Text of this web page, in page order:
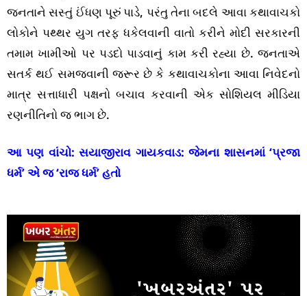
જનતાને સસ્તું ઈંધણ પૂરું પાડે, પરંતુ તેના બદલે આવા કથાવાચકો
લોકોને પથ્થર યુગ તરફ ધકેલવાની વાતો કરીને મોદી સરકારની
તમામ ખામીઓ પર પડદો પાડવાનું કામ કરી રહ્યા છે. જનતાએ
સતર્ક થઈ સમજવાની જરૂર છે કે કથાવાચકોના આવા નિવેદનો
માત્ર સત્તાધારી પક્ષનો બચાવ કરવાની એક સોશિયલ મીડિયા
રણનીતિનો જ ભાગ છે.
આ પણ વાંચો:સયાજીરાવ ગાયકવાડ: જેમના શાસનમાં ‘પ્રજા
ધર્મ’ એ જ ‘રાજ ધર્મ’ હતો